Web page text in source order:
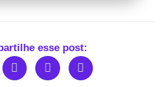
esse post: